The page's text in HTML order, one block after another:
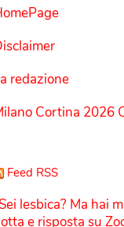
redazione
Cortina 2026
Feed RSS
lesbica? Ma hai
e risposta su